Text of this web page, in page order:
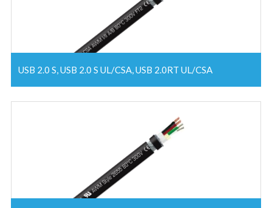
USB 2.0 S, USB 2.0 S UL/CSA, USB 2.0RT UL/CSA